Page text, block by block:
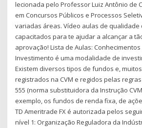
lecionada pelo Professor Luiz Antônio de
em Concursos Públicos e Processos
variadas áreas. Vídeo aulas de qualidade
capacitados para te ajudar a alcançar a
aprovação! Lista de Aulas: Conhecimentos
Investimento é uma modalidade de
Existem diversos tipos de fundos e,
registrados na CVM e regidos pelas
555 (norma substituidora da Instrução
exemplo, os fundos de renda fixa, de
TD Ameritrade FX é autorizada pelos
nível 1: Organização Reguladora da